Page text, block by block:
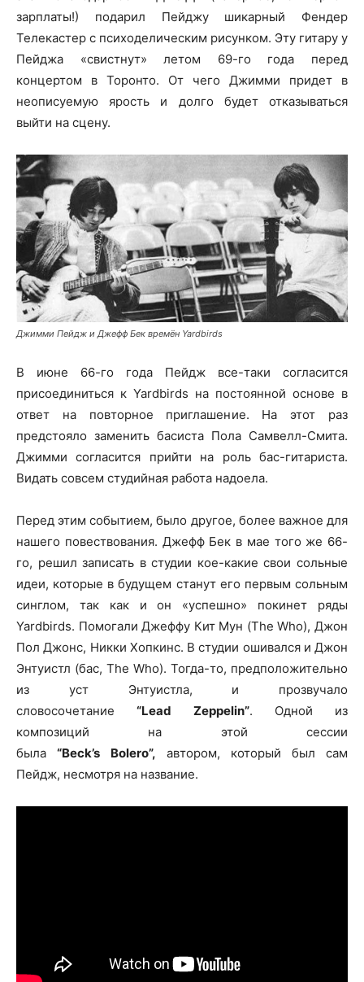
зарплаты!) подарил Пейджу шикарный Фендер
Телекастер с психоделическим рисунком. Эту гитару у
Пейджа «свистнут» летом 69-го года перед
концертом в Торонто. От чего Джимми придет в
неописуемую ярость и долго будет отказываться
выйти на сцену.
Джимми Пейдж и Джефф Бек времён Yardbirds
В июне 66-го года Пейдж все-таки согласится
присоединиться к Yardbirds на постоянной основе в
ответ на повторное приглашение. На этот раз
предстояло заменить басиста Пола Самвелл-Смита.
Джимми согласится прийти на роль бас-гитариста.
Видать совсем студийная работа надоела.
Перед этим событием, было другое, более важное для
нашего повествования. Джефф Бек в мае того же 66-
го, решил записать в студии кое-какие свои сольные
идеи, которые в будущем станут его первым сольным
синглом, так как и он «успешно» покинет ряды
Yardbirds. Помогали Джеффу Кит Мун (The Who), Джон
Пол Джонс, Никки Хопкинс. В студии ошивался и Джон
Энтуистл (бас, The Who). Тогда-то, предположительно
из уст Энтуистла, и прозвучало
словосочетание “Lead Zeppelin”. Одной из
композиций на этой сессии
была“Beck’s Bolero”, автором, который был сам
Пейдж, несмотря на название.